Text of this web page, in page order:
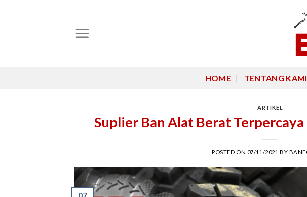
HOME TENTANG KAMI
ARTIKEL
Suplier Ban Alat Berat
POSTED ON 07/11/2021 BY